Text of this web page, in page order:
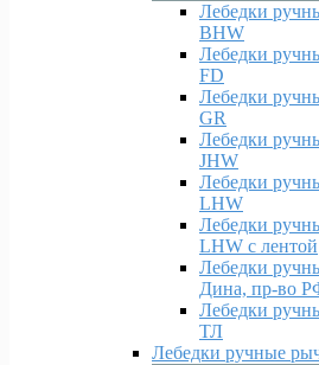
Лебедки
BHW
Лебедки
FD
Лебедки
GR
Лебедки
JHW
Лебедки
LHW
Лебедки
LHW c лентой
Лебедки
Дина, пр-во
Лебедки
ТЛ
Лебедки ручные